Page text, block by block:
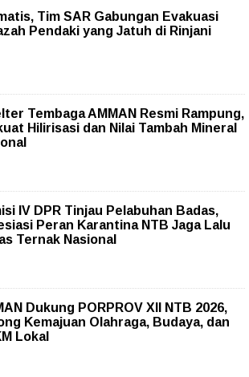
Tim SAR Gabungan Evakuasi
Pendaki yang Jatuh di Rinjani
Tembaga AMMAN Resmi Rampung,
Hilirisasi dan Nilai Tambah Mineral
IV DPR Tinjau Pelabuhan Badas,
Peran Karantina NTB Jaga Lalu
Ternak Nasional
Dukung PORPROV XII NTB 2026,
Kemajuan Olahraga, Budaya, dan
Lokal